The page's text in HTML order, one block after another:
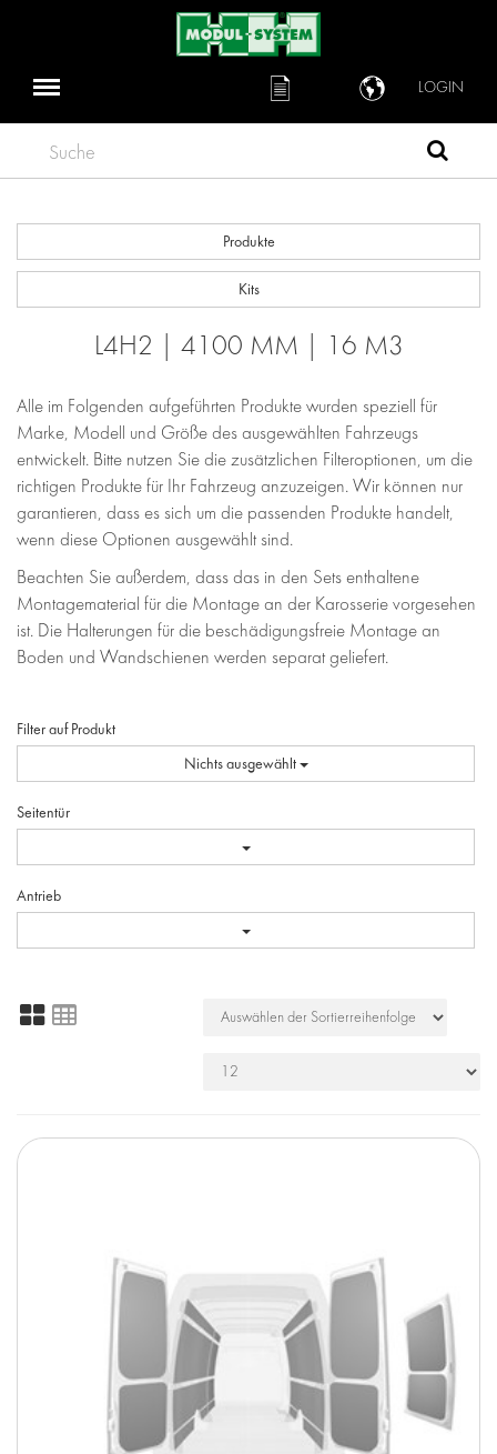
LOGIN
Suche
Produkte
Kits
L4H2 | 4100 MM | 16 M3
Alle im Folgenden aufgeführten Produkte wurden speziell für
Marke, Modell und Größe des ausgewählten Fahrzeugs
entwickelt. Bitte nutzen Sie die zusätzlichen Filteroptionen, um die
richtigen Produkte für Ihr Fahrzeug anzuzeigen. Wir können nur
garantieren, dass es sich um die passenden Produkte handelt,
wenn diese Optionen ausgewählt sind.
Beachten Sie außerdem, dass das in den Sets enthaltene
Montagematerial für die Montage an der Karosserie vorgesehen
ist. Die Halterungen für die beschädigungsfreie Montage an
Boden und Wandschienen werden separat geliefert.
Filter auf Produkt
Nichts ausgewählt
Seitentür
Antrieb